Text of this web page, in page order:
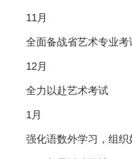
11月
全面备战省艺术专业考
12月
全力以赴艺术考试
1月
强化语数外学习，组织